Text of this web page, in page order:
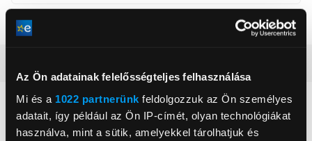
Az Ön adatainak felelősségteljes felhasználása
Mi és a 1022 partnerünk feldolgozzuk az Ön személyes
adatait, így például az Ön IP-címét, olyan technológiákat
használva, mint a sütik, amelyekkel tárolhatjuk és
Űrtartalom
Neked ajánljuk